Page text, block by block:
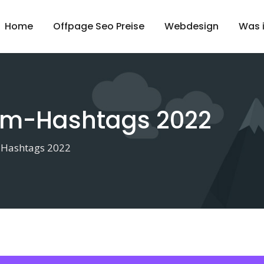
Home Offpage Seo Preise Webdesign Was
Hashtags 2022
2022